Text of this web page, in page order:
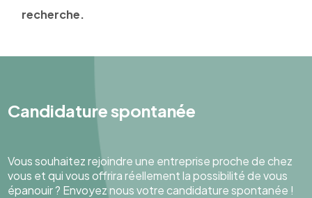
recherche.
Candidature spontanée
Vous souhaitez rejoindre une entreprise proche de chez
vous et qui vous offrira réellement la possibilité de vous
épanouir ? Envoyez nous votre candidature spontanée !